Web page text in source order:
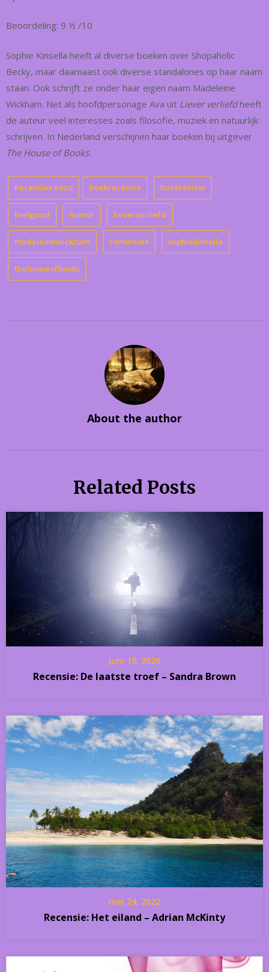
Beoordeling: 9 ½ /10
Sophie Kinsella heeft al diverse boeken over Shopaholic
Becky, maar daarnaast ook diverse standalones op haar naam
staan. Ook schrijft ze onder haar eigen naam Madeleine
Wickham. Net als hoofdpersonage Ava uit Liever verliefdheeft
de auteur veel interesses zoals filosofie, muziek en natuurlijk
schrijven. In Nederland verschijnen haar boeken bij uitgever
The House of Books.
Recensies enzo boekrecensie boekreview
feelgood humor lieververliefd
madeleinewickham romantiek sophiekinsella
thehouseofbooks
About the author
Related Posts
juni 19, 2020
Recensie: De laatste troef – Sandra Brown
mei 24, 2022
Recensie: Het eiland – Adrian McKinty